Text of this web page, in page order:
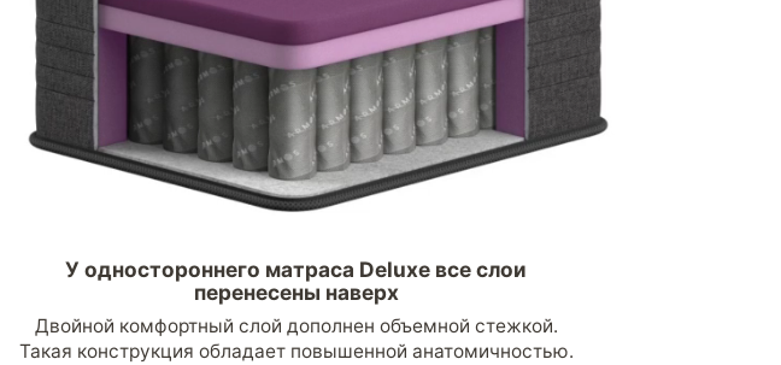
У одностороннего матраса Deluxe все слои
перенесены наверх
Двойной комфортный слой дополнен объемной стежкой.
Такая конструкция обладает повышенной анатомичностью.